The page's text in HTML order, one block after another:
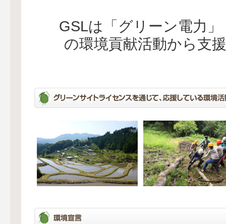
GSLは「グリーン電力
の環境貢献活動から支